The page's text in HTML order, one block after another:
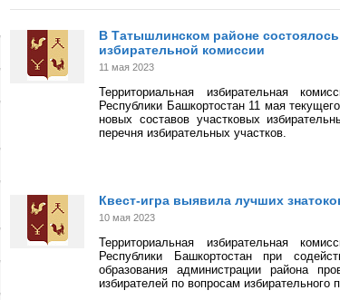
В Татышлинском районе
избирательной комиссии
11 мая 2023
Территориальная избирательная
Республики Башкортостан 11 мая
новых составов участковых
перечня избирательных участков.
Квест-игра выявила лучших
10 мая 2023
Территориальная избирательная
Республики Башкортостан при
образования администрации района
избирателей по вопросам избирательного